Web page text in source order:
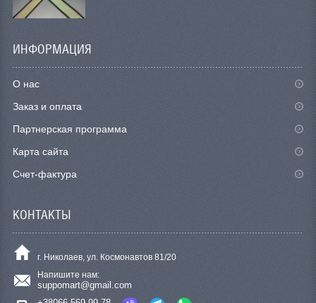
ИНФОРМАЦИЯ
О нас
Заказ и оплата
Партнерская программа
Карта сайта
Счет-фактура
КОНТАКТЫ
г. Николаев, ул. Космонавтов 81/20
Напишите нам:
suppomart@gmail.com